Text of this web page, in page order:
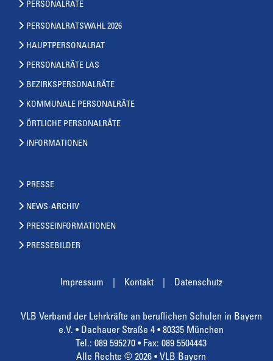
PERSONALRÄTE
PERSONALRATSWAHL 2026
HAUPTPERSONALRAT
PERSONALRÄTE LAS
BEZIRKSPERSONALRÄTE
KOMMUNALE PERSONALRÄTE
ÖRTLICHE PERSONALRÄTE
INFORMATIONEN
PRESSE
NEWS-ARCHIV
PRESSEINFORMATIONEN
PRESSEBILDER
Impressum Kontakt Datenschutz
VLB Verband der Lehrkräfte an beruflichen Schulen in Bayern
e.V. • Dachauer Straße 4 • 80335 München
Tel.: 089 595270 • Fax: 089 5504443
Alle Rechte © 2026 • VLB Bayern